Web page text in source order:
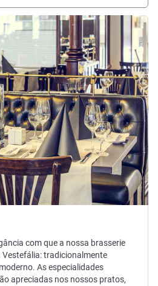
com que a nossa brasserie
tradicionalmente
As especialidades
apreciadas nos nossos pratos,